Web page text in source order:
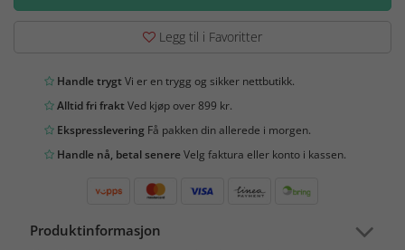
Legg til i Favoritter
Handle trygtVi er en trygg og sikker nettbutikk.
Alltid fri fraktVed kjøp over 899 kr.
Ekspresslevering Få pakken din allerede i morgen.
Handle nå, betal senereVelg faktura eller konto i kassen.
Produktinformasjon